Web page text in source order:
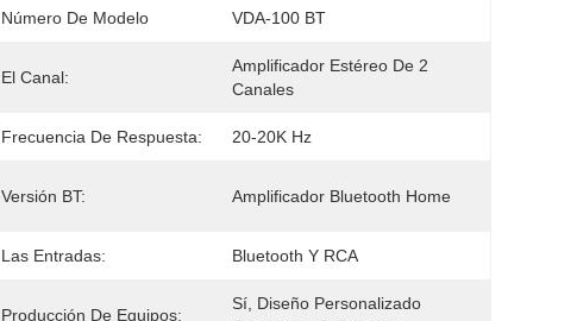
Número De Modelo VDA-100 BT
El Canal:
Amplificador Estéreo De 2
Canales
Frecuencia De Respuesta: 20-20K Hz
Versión BT: Amplificador Bluetooth Home
Las Entradas: Bluetooth Y RCA
Producción De Equipos:
Sí, Diseño Personalizado